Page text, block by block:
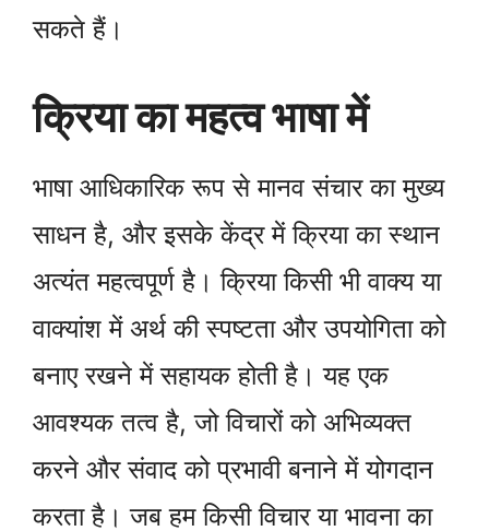
सकते हैं।
क्रिया का महत्व भाषा में
भाषा आधिकारिक रूप से मानव संचार का मुख्य
साधन है, और इसके केंद्र में क्रिया का स्थान
अत्यंत महत्वपूर्ण है। क्रिया किसी भी वाक्य या
वाक्यांश में अर्थ की स्पष्टता और उपयोगिता को
बनाए रखने में सहायक होती है। यह एक
आवश्यक तत्व है, जो विचारों को अभिव्यक्त
करने और संवाद को प्रभावी बनाने में योगदान
करता है। जब हम किसी विचार या भावना का